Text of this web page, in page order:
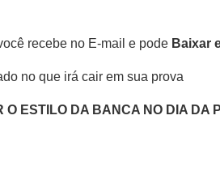
recebe no E-mail e pode Baixar
no que irá cair em sua prova
ESTILO DA BANCA NO DIA DA